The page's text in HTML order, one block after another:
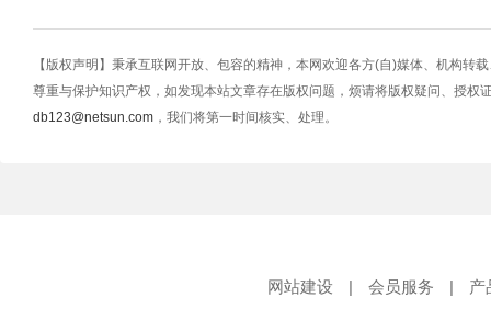
【版权声明】秉承互联网开放、包容的精神，本网欢迎各方(自)媒体、机构转
尊重与保护知识产权，如发现本站文章存在版权问题，烦请将版权疑问、授权
db123@netsun.com ，我们将第一时间核实、处理。
网站建设 | 会员服务 | 产